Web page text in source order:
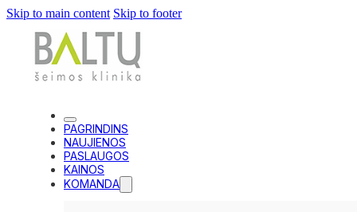
Skip to main content Skip to footer
PAGRINDINS
NAUJIENOS
PASLAUGOS
KAINOS
KOMANDA